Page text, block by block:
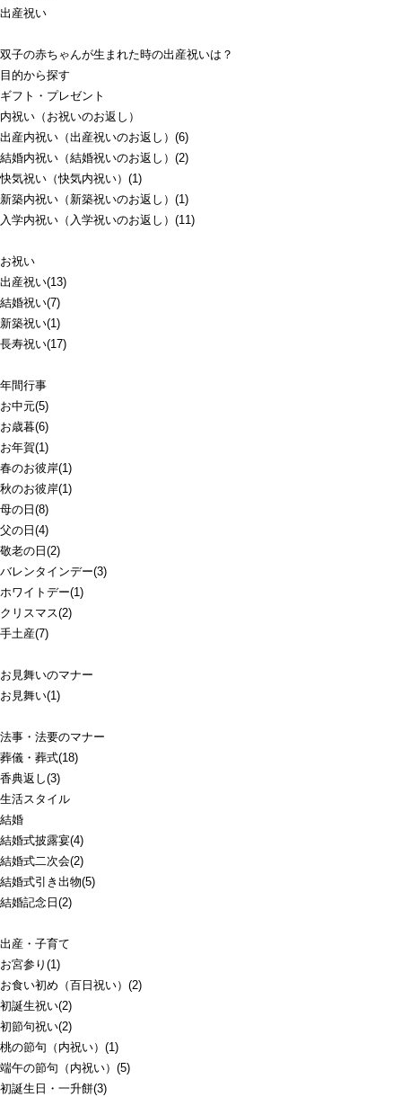
出産祝い
双子の赤ちゃんが生まれた時の出産祝いは？
目的から探す
ギフト・プレゼント
内祝い（お祝いのお返し）
出産内祝い（出産祝いのお返し）(6)
結婚内祝い（結婚祝いのお返し）(2)
快気祝い（快気内祝い）(1)
新築内祝い（新築祝いのお返し）(1)
入学内祝い（入学祝いのお返し）(11)
お祝い
出産祝い(13)
結婚祝い(7)
新築祝い(1)
長寿祝い(17)
年間行事
お中元(5)
お歳暮(6)
お年賀(1)
春のお彼岸(1)
秋のお彼岸(1)
母の日(8)
父の日(4)
敬老の日(2)
バレンタインデー(3)
ホワイトデー(1)
クリスマス(2)
手土産(7)
お見舞いのマナー
お見舞い(1)
法事・法要のマナー
葬儀・葬式(18)
香典返し(3)
生活スタイル
結婚
結婚式披露宴(4)
結婚式二次会(2)
結婚式引き出物(5)
結婚記念日(2)
出産・子育て
お宮参り(1)
お食い初め（百日祝い）(2)
初誕生祝い(2)
初節句祝い(2)
桃の節句（内祝い）(1)
端午の節句（内祝い）(5)
初誕生日・一升餅(3)